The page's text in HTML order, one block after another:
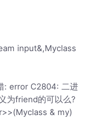
input&,Myclass
: error C2804: 二进
为friend的可以么?
& my)